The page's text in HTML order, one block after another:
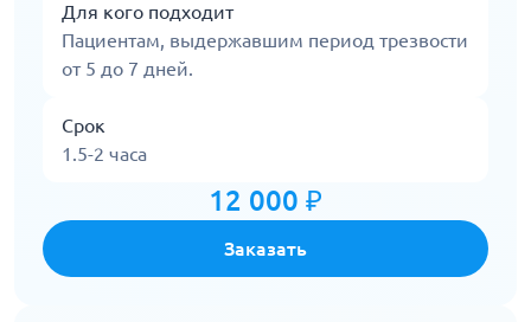
Для кого подходит
Пациентам, выдержавшим период трезвости
от 5 до 7 дней.
Срок
1.5-2 часа
12 000 ₽
Заказать